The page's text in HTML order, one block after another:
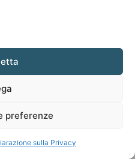
preferenze
sulla Privacy